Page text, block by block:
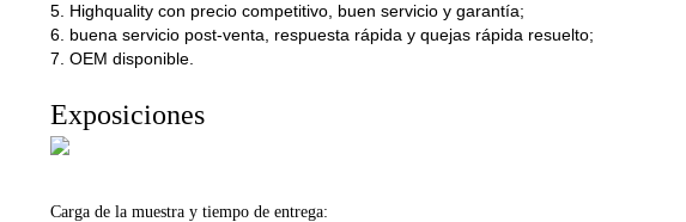
5. Highquality con precio competitivo, buen servicio y garantía;
6. buena servicio post-venta, respuesta rápida y quejas rápida resuelto;
7. OEM disponible.
Exposiciones
Carga de la muestra y tiempo de entrega: